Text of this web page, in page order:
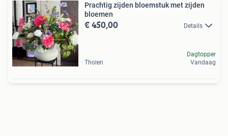
Prachtig zijden bloemstuk met zijden
bloemen
€ 450,00 Details
Tholen
Dagtopper
Vandaag